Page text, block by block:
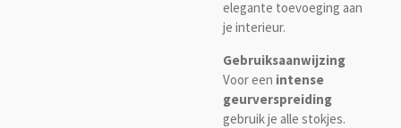
elegante toevoeging aan
je interieur.
Gebruiksaanwijzing
Voor een intense
geurverspreiding
gebruik je alle stokjes.